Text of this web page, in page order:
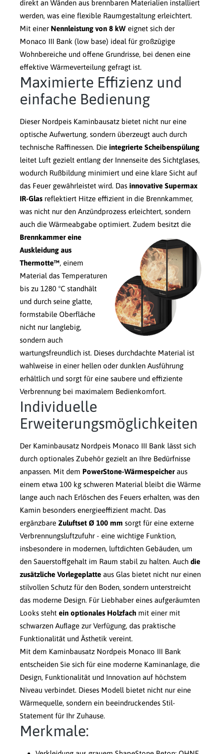
direkt an Wänden aus brennbaren Materialien installiert
werden, was eine flexible Raumgestaltung erleichtert.
Mit einer Nennleistung von 8 kW eignet sich der
Monaco III Bank (low base) ideal für großzügige
Wohnbereiche und offene Grundrisse, bei denen eine
effektive Wärmeverteilung gefragt ist.
Maximierte Effizienz und
einfache Bedienung
Dieser Nordpeis Kaminbausatz bietet nicht nur eine
optische Aufwertung, sondern überzeugt auch durch
technische Raffinessen. Die integrierte Scheibenspülung
leitet Luft gezielt entlang der Innenseite des Sichtglases,
wodurch Rußbildung minimiert und eine klare Sicht auf
das Feuer gewährleistet wird. Das innovative Supermax
IR-Glas reflektiert Hitze effizient in die Brennkammer,
was nicht nur den Anzündprozess erleichtert, sondern
auch die Wärmeabgabe optimiert. Zudem besitzt die
Brennkammer eine
Auskleidung aus
Thermotte™, einem
Material das Temperaturen
bis zu 1280 °C standhält
und durch seine glatte,
formstabile Oberfläche
nicht nur langlebig,
sondern auch
wartungsfreundlich ist. Dieses durchdachte Material ist
wahlweise in einer hellen oder dunklen Ausführung
erhältlich und sorgt für eine saubere und effiziente
Verbrennung bei maximalem Bedienkomfort.
Individuelle
Erweiterungsmöglichkeiten
Der Kaminbausatz Nordpeis Monaco III Bank lässt sich
durch optionales Zubehör gezielt an Ihre Bedürfnisse
anpassen. Mit dem PowerStone-Wärmespeicheraus
einem etwa 100 kg schweren Material bleibt die Wärme
lange auch nach Erlöschen des Feuers erhalten, was den
Kamin besonders energieeffizient macht. Das
ergänzbare Zuluftset Ø 100 mm sorgt für eine externe
Verbrennungsluftzufuhr - eine wichtige Funktion,
insbesondere in modernen, luftdichten Gebäuden, um
den Sauerstoffgehalt im Raum stabil zu halten. Auch die
zusätzliche Vorlegeplatte aus Glas bietet nicht nur einen
stilvollen Schutz für den Boden, sondern unterstreicht
das moderne Design. Für Liebhaber eines aufgeräumten
Looks steht ein optionales Holzfach mit einer mit
schwarzen Auﬂage zur Verfügung, das praktische
Funktionalität und Ästhetik vereint.
Mit dem Kaminbausatz Nordpeis Monaco III Bank
entscheiden Sie sich für eine moderne Kaminanlage, die
Design, Funktionalität und Innovation auf höchstem
Niveau verbindet. Dieses Modell bietet nicht nur eine
Wärmequelle, sondern ein beeindruckendes Stil-
Statement für Ihr Zuhause.
Merkmale: